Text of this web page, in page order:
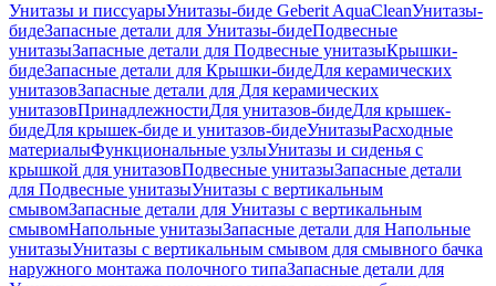
Унитазы и писсуарыУнитазы-биде Geberit AquaCleanУнитазы-
бидеЗапасные детали для Унитазы-бидеПодвесные
унитазыЗапасные детали для Подвесные унитазыКрышки-
бидеЗапасные детали для Крышки-бидеДля керамических
унитазовЗапасные детали для Для керамических
унитазовПринадлежностиДля унитазов-бидеДля крышек-
бидеДля крышек-биде и унитазов-бидеУнитазыРасходные
материалыФункциональные узлыУнитазы и сиденья с
крышкой для унитазовПодвесные унитазыЗапасные детали
для Подвесные унитазыУнитазы с вертикальным
смывомЗапасные детали для Унитазы с вертикальным
смывомНапольные унитазыЗапасные детали для Напольные
унитазыУнитазы с вертикальным смывом для смывного бачка
наружного монтажа полочного типаЗапасные детали для